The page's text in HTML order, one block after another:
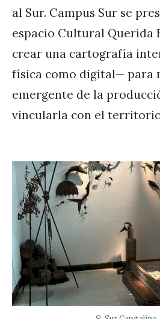
al Sur. Campus Sur se
espacio Cultural Querida
crear una cartografía
física como digital— para
emergente de la
vincularla con el